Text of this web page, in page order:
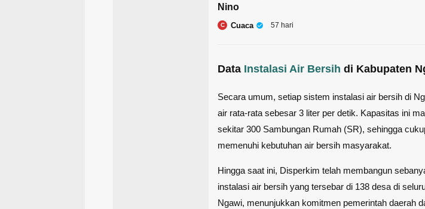
Nino
C Cuaca 57 hari
Data Instalasi Air Bersih di Kabupaten
Secara umum, setiap sistem instalasi air bersih di
air rata-rata sebesar 3 liter per detik. Kapasitas ini
sekitar 300 Sambungan Rumah (SR), sehingga
memenuhi kebutuhan air bersih masyarakat.
Hingga saat ini, Disperkim telah membangun
instalasi air bersih yang tersebar di 138 desa di
Ngawi, menunjukkan komitmen pemerintah daerah